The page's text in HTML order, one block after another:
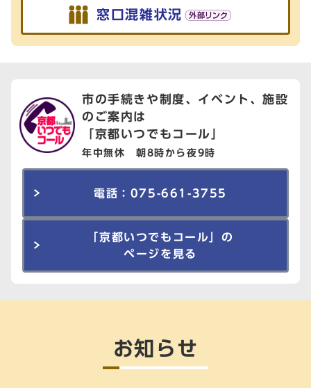
窓口混雑状況
市の手続きや制度、イベント、施設
のご案内は
「京都いつでもコール」
年中無休 朝8時から夜9時
電話：075-661-3755
「京都いつでもコール」の
ページを見る
お知らせ